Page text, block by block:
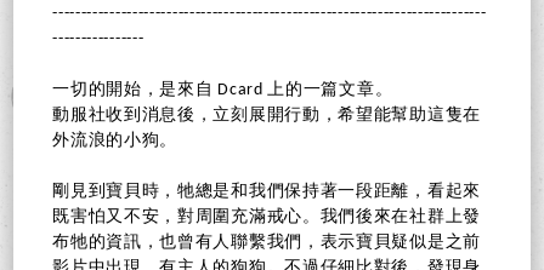
----------------------------------------------------------------------------
----------------
一切的開始，是來自 Dcard 上的一篇文章。
動服社收到消息後，立刻展開行動，希望能幫助這隻在
外流浪的小狗。
剛見到寶貝時，牠總是和我們保持著一段距離，看起來
既害怕又不安，對周圍充滿戒心。我們後來在社群上發
布牠的資訊，也曾有人聯繫我們，表示寶貝疑似是之前